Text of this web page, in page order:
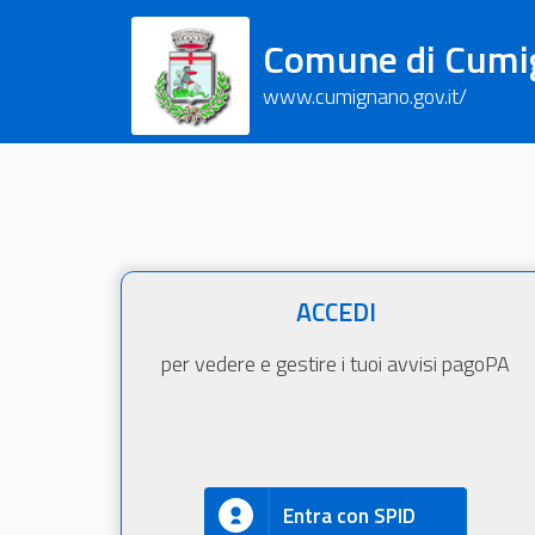
Comune di
www.cumignano.gov.it/
ACCEDI
per vedere e gestire i tuoi avvisi pagoPA
Entra con SPID